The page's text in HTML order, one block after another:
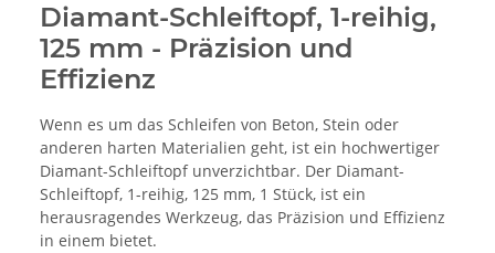
Diamant-Schleiftopf, 1-reihig,
125 mm - Präzision und
Effizienz
Wenn es um das Schleifen von Beton, Stein oder
anderen harten Materialien geht, ist ein hochwertiger
Diamant-Schleiftopf unverzichtbar. Der Diamant-
Schleiftopf, 1-reihig, 125 mm, 1 Stück, ist ein
herausragendes Werkzeug, das Präzision und Effizienz
in einem bietet.